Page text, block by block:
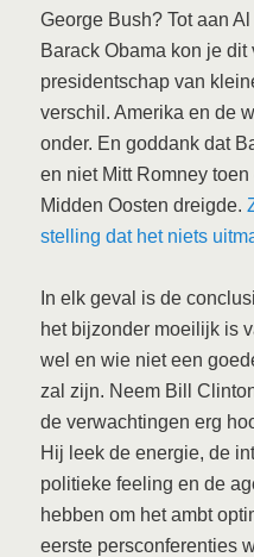
George Bush? Tot aan
Barack Obama kon je
presidentschap van
verschil. Amerika en de
onder. En goddank dat
en niet Mitt Romney
Midden Oosten dreigde.
stelling dat het niets
In elk geval is de
het bijzonder moeilijk is
wel en wie niet een
zal zijn. Neem Bill
de verwachtingen erg
Hij leek de energie, de
politieke feeling en de
hebben om het ambt
eerste persconferenties